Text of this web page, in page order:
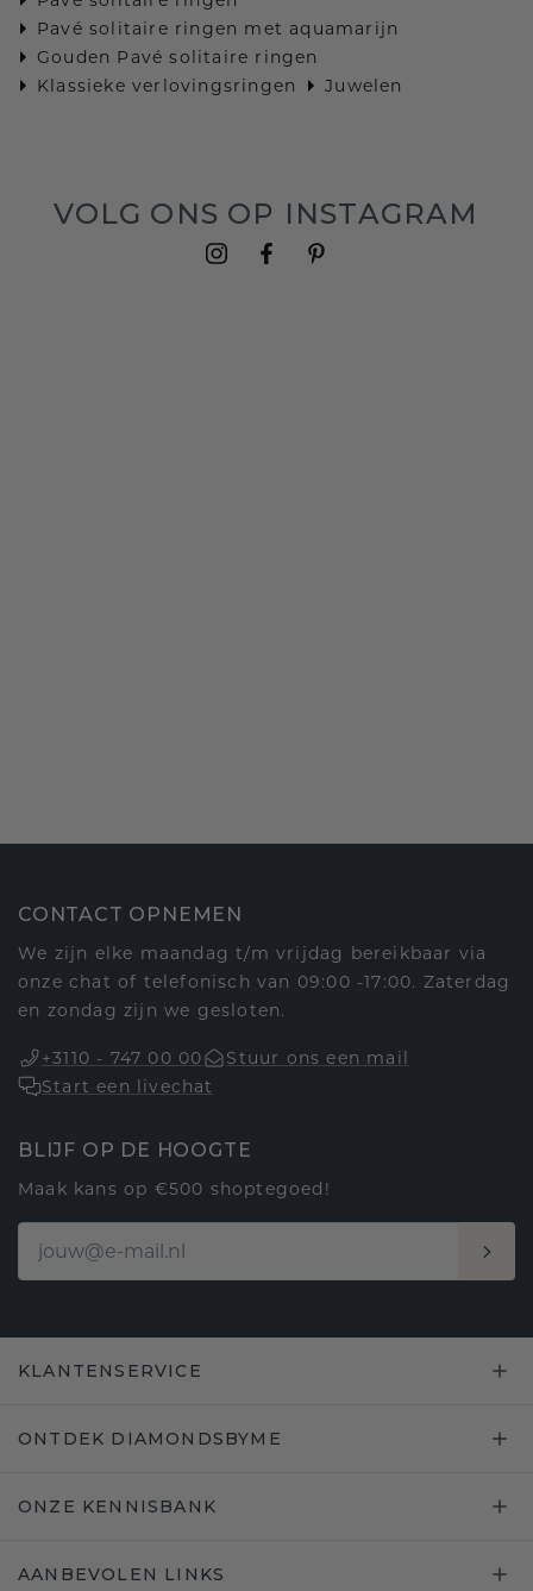
Pavé solitaire ringen met aquamarijn
Gouden Pavé solitaire ringen
Klassieke verlovingsringen
Juwelen
VOLG ONS OP INSTAGRAM
CONTACT OPNEMEN
We zijn elke maandag t/m vrijdag bereikbaar via
onze chat of telefonisch van 09:00 -17:00. Zaterdag
en zondag zijn we gesloten.
+3110 - 747 00 00
Stuur ons een mail
Start een livechat
BLIJF OP DE HOOGTE
Maak kans op €500 shoptegoed!
KLANTENSERVICE
ONTDEK DIAMONDSBYME
ONZE KENNISBANK
AANBEVOLEN LINKS